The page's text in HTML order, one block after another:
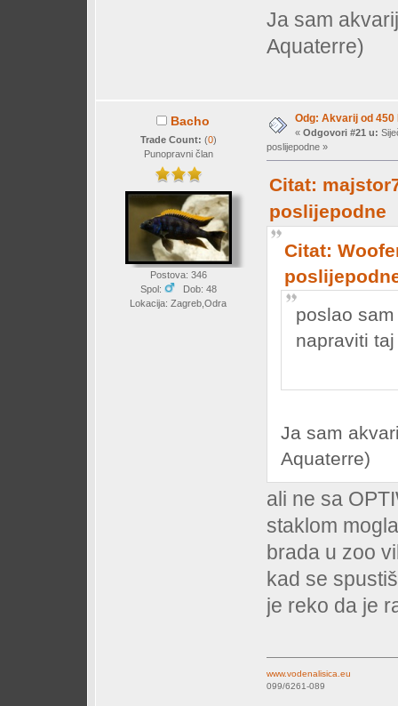
Ja sam
Aquaterre)
Bacho
Trade Count: (0)
Punopravni član
Postova: 346
Spol:
Dob: 48
Lokacija: Zagreb,Odra
Odg: Akvarij od 450
« Odgovori #21 u:
poslijepodne »
Citat:
poslijepodne
Citat:
poslao
napraviti
Ja sam
Aquaterre)
ali ne sa
staklom
brada u zoo
kad se
je reko da je
www.vodenalisica.eu
099/6261-089